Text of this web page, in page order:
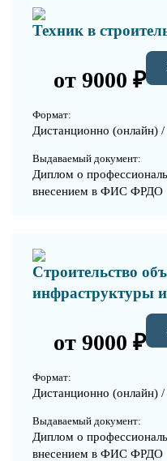
Техник в
от 9000 ₽
Формат:
Дистанционно (онлайн)
Выдаваемый документ:
Диплом о
внесением в ФИС ФРДО
Строительство
инфраструктуры
от 9000 ₽
Формат:
Дистанционно (онлайн)
Выдаваемый документ:
Диплом о
внесением в ФИС ФРДО